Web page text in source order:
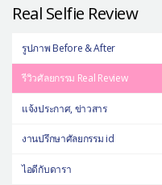
Real Selfie Review
รูปภาพ Before & After
รีวิวศัลยกรรม Real Review
แจ้งประกาศ, ข่าวสาร
งานปรึกษาศัลยกรรม id
ไอดีกับดารา